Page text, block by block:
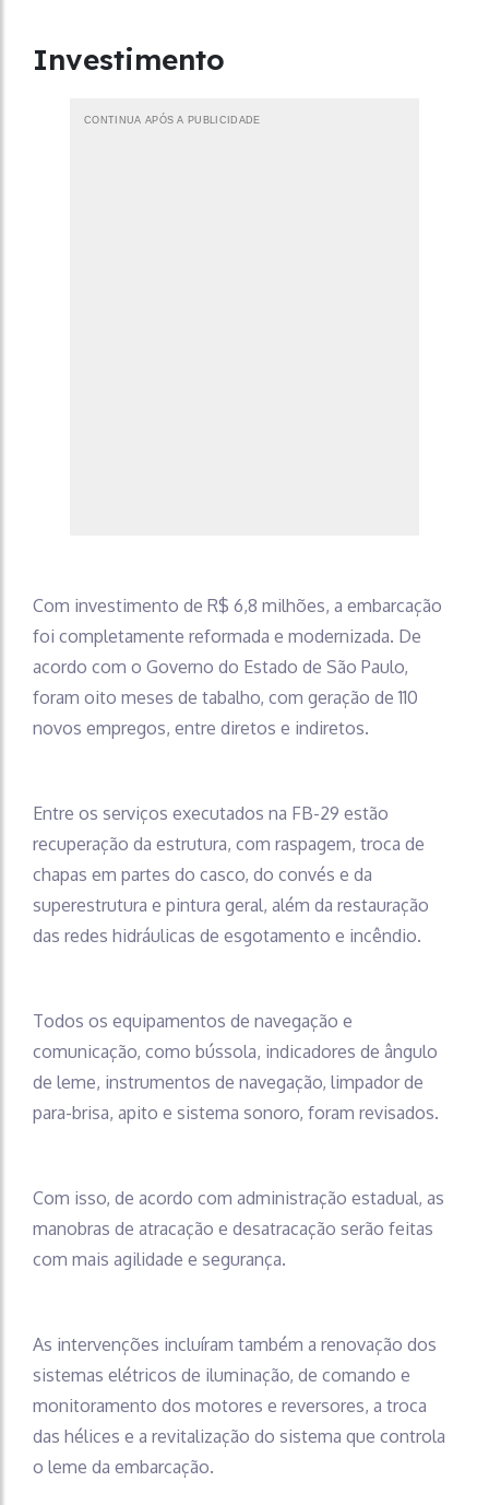
Investimento
CONTINUA APÓS A PUBLICIDADE
Com investimento de R$ 6,8 milhões, a embarcação
foi completamente reformada e modernizada. De
acordo com o Governo do Estado de São Paulo,
foram oito meses de tabalho, com geração de 110
novos empregos, entre diretos e indiretos.
Entre os serviços executados na FB-29 estão
recuperação da estrutura, com raspagem, troca de
chapas em partes do casco, do convés e da
superestrutura e pintura geral, além da restauração
das redes hidráulicas de esgotamento e incêndio.
Todos os equipamentos de navegação e
comunicação, como bússola, indicadores de ângulo
de leme, instrumentos de navegação, limpador de
para-brisa, apito e sistema sonoro, foram revisados.
Com isso, de acordo com administração estadual, as
manobras de atracação e desatracação serão feitas
com mais agilidade e segurança.
As intervenções incluíram também a renovação dos
sistemas elétricos de iluminação, de comando e
monitoramento dos motores e reversores, a troca
das hélices e a revitalização do sistema que controla
o leme da embarcação.